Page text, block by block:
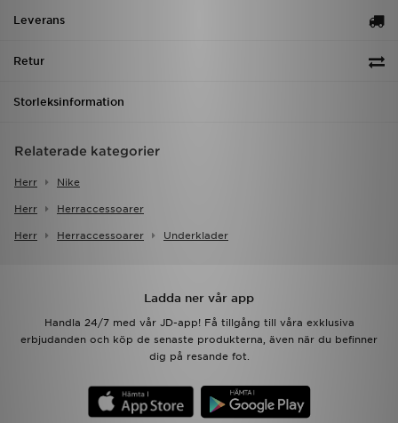
Leverans
Retur
Storleksinformation
Relaterade kategorier
Herr Nike
Herr Herraccessoarer
Herr Herraccessoarer Underklader
Ladda ner vår app
Handla 24/7 med vår JD-app! Få tillgång till våra exklusiva
erbjudanden och köp de senaste produkterna, även när du befinner
dig på resande fot.